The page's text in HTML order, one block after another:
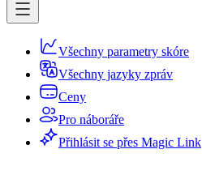
Všechny parametry skóre
Všechny jazyky zpráv
Ceny
Pro náboráře
Přihlásit se přes Magic Link